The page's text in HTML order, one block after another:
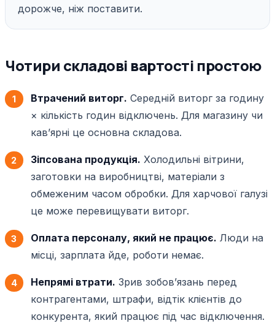
дорожче, ніж поставити.
Чотири складові вартості простою
Втрачений виторг. Середній виторг за годину
× кількість годин відключень. Для магазину чи
кавʼярні це основна складова.
Зіпсована продукція. Холодильні вітрини,
заготовки на виробництві, матеріали з
обмеженим часом обробки. Для харчової галузі
це може перевищувати виторг.
Оплата персоналу, який не працює. Люди на
місці, зарплата йде, роботи немає.
Непрямі втрати. Зрив зобовʼязань перед
контрагентами, штрафи, відтік клієнтів до
конкурента, який працює під час відключення.